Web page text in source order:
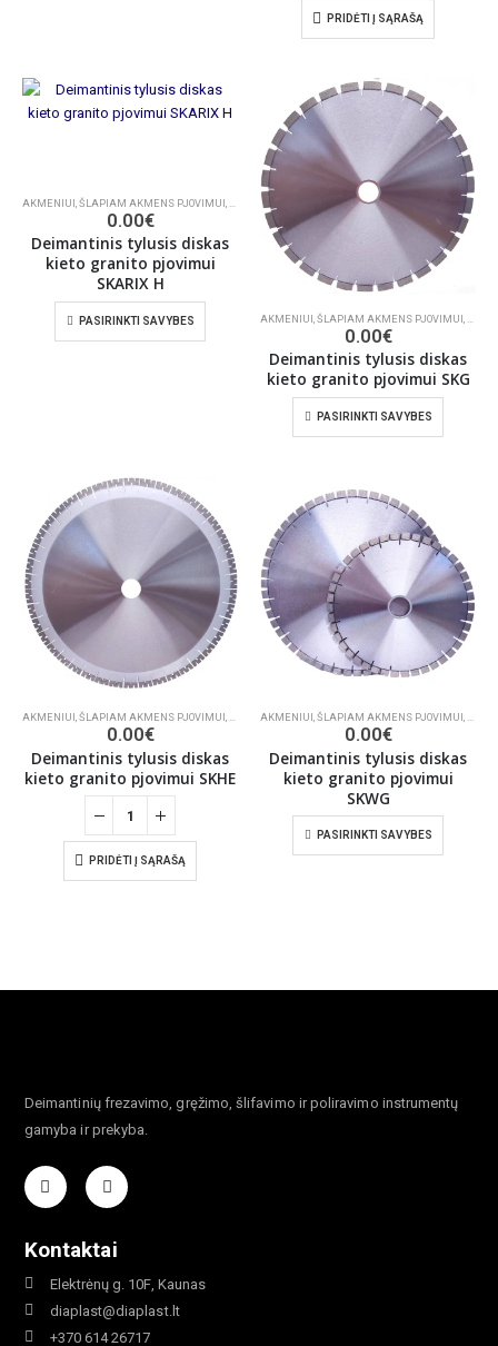
PRIDĖTI Į SĄRAŠĄ
AKMENIUI ŠLAPIAM AKMENS PJOVIMUI DEIMANTINIAI PJŪKLAI
0.00€
Deimantinis tylusis diskas
kieto granito pjovimui
SKARIX H
PASIRINKTI SAVYBES AKMENIUI ŠLAPIAM AKMENS PJOVIMUI
0.00€
Deimantinis tylusis diskas
kieto granito pjovimui SKG
PASIRINKTI SAVYBES
AKMENIUI ŠLAPIAM AKMENS PJOVIMUI DEIMANTINIAI PJŪKLAI
0.00€
Deimantinis tylusis diskas
kieto granito pjovimui SKHE
PRIDĖTI Į SĄRAŠĄ
AKMENIUI ŠLAPIAM AKMENS PJOVIMUI
0.00€
Deimantinis tylusis diskas
kieto granito pjovimui
SKWG
PASIRINKTI SAVYBES
Deimantinių frezavimo, gręžimo, šlifavimo ir poliravimo instrumentų
gamyba ir prekyba.
Kontaktai
Elektrėnų g. 10F, Kaunas
diaplast@diaplast.lt
+370 614 26717